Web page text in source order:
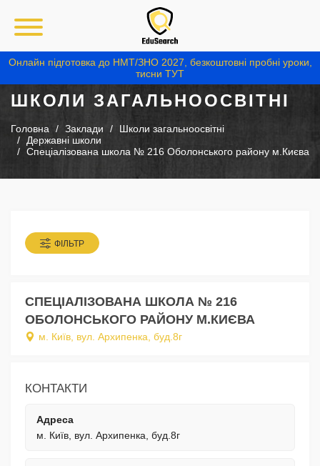
Онлайн підготовка до НМТ/ЗНО 2027, безкоштовні пробні уроки,
тисни ТУТ
ШКОЛИ ЗАГАЛЬНООСВІТНІ
Головна Заклади
Школи загальноосвітні
Державні школи
Спеціалізована школа № 216 Оболонського району м.Києва
ФІЛЬТР
СПЕЦІАЛІЗОВАНА ШКОЛА № 216
ОБОЛОНСЬКОГО РАЙОНУ М.КИЄВА
м. Київ, вул. Архипенка, буд.8г
КОНТАКТИ
Адреса
м. Київ, вул. Архипенка, буд.8г